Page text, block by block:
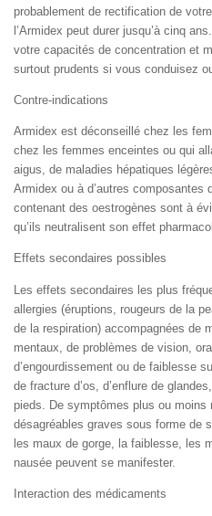
probablement de rectification de
l’Armidex peut durer jusqu’à cinq
votre capacités de concentration et
surtout prudents si vous conduisez
Contre-indications
Armidex est déconseillé chez les
chez les femmes enceintes ou qui
aigus, de maladies hépatiques
Armidex ou à d’autres composantes
contenant des oestrogènes sont à
qu’ils neutralisent son effet
Effets secondaires possibles
Les effets secondaires les plus
allergies (éruptions, rougeurs de la
de la respiration) accompagnées de
mentaux, de problèmes de vision,
d’engourdissement ou de faiblesse
de fracture d’os, d’enflure de
pieds. De symptômes plus ou moins
désagréables graves sous forme de
les maux de gorge, la faiblesse, les
nausée peuvent se manifester.
Interaction des médicaments